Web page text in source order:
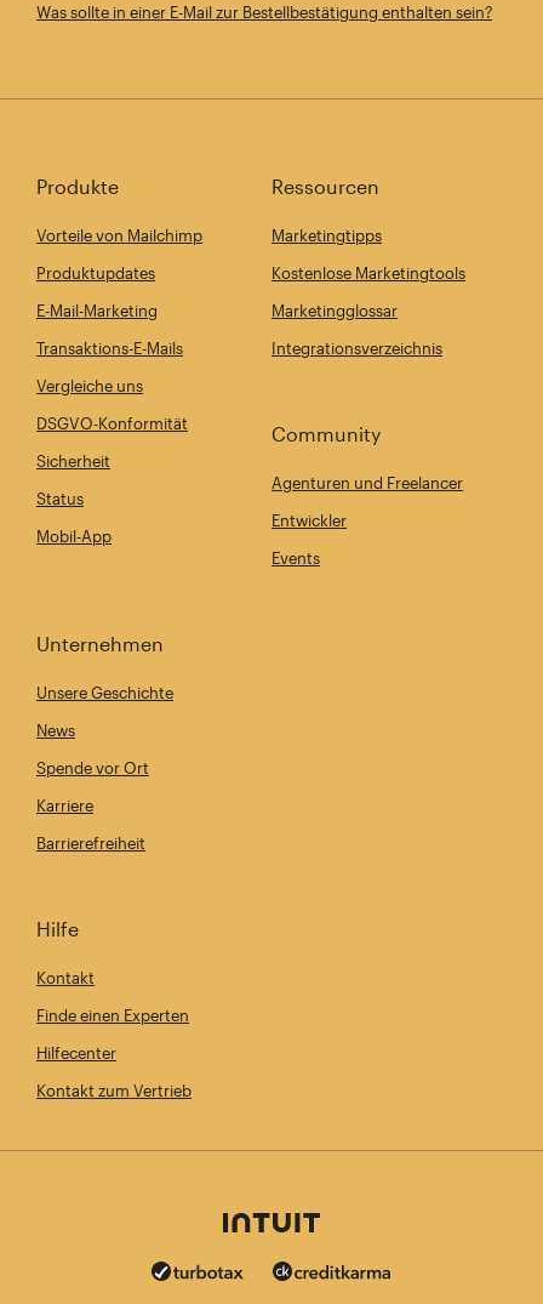
Was sollte in einer E-Mail zur Bestellbestätigung enthalten sein?
Produkte
Vorteile von Mailchimp
Produktupdates
E-Mail-Marketing
Transaktions-E-Mails
Vergleiche uns
DSGVO-Konformität
Sicherheit
Status
Mobil-App
Ressourcen
Marketingtipps
Kostenlose Marketingtools
Marketingglossar
Integrationsverzeichnis
Community
Agenturen und Freelancer
Entwickler
Events
Unternehmen
Unsere Geschichte
News
Spende vor Ort
Karriere
Barrierefreiheit
Hilfe
Kontakt
Finde einen Experten
Hilfecenter
Kontakt zum Vertrieb